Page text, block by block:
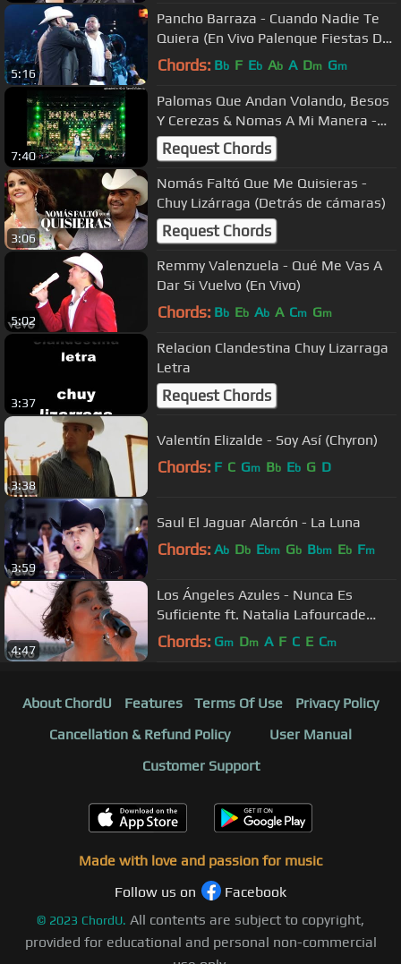
5:16
Pancho Barraza - Cuando Nadie Te
Quiera (En Vivo Palenque Fiestas De
Octubre 2017)
Chords: Bb F Eb Ab A Dm Gm
7:40
Palomas Que Andan Volando, Besos
Y Cerezas & Nomas A Mi Manera -
Chuy Lizarraga Y Su Banda Tierra
Request Chords
3:06
Nomás Faltó Que Me Quisieras -
Chuy Lizárraga (Detrás de cámaras)
Request Chords
5:02
Remmy Valenzuela - Qué Me Vas A
Dar Si Vuelvo (En Vivo)
Chords: Bb Eb Ab A Cm Gm
3:37
Relacion Clandestina Chuy Lizarraga
Letra
Request Chords
3:38
Valentín Elizalde - Soy Así (Chyron)
Chords: F C Gm Bb Eb G D
3:59
Saul El Jaguar Alarcón - La Luna
Chords: Ab Db Ebm Gb Bbm Eb Fm
4:47
Los Ángeles Azules - Nunca Es
Suficiente ft. Natalia Lafourcade
(Live)
Chords: Gm Dm A F C E Cm
About ChordU Features Terms Of Use
Privacy Policy
Cancellation & Refund Policy
User Manual
Customer Support
Made with love and passion for music
Follow us on
Facebook
© 2023 ChordU. All contents are subject to copyright,
provided for educational and personal non-commercial